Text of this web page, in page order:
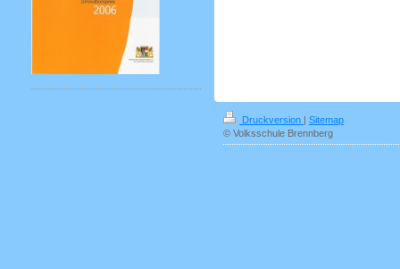
Druckversion | Sitemap
© Volksschule Brennberg